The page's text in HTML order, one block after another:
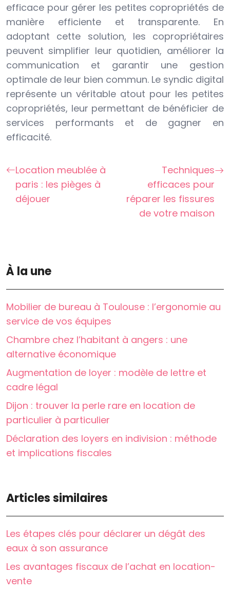
efficace pour gérer les petites copropriétés de
manière efficiente et transparente. En
adoptant cette solution, les copropriétaires
peuvent simplifier leur quotidien, améliorer la
communication et garantir une gestion
optimale de leur bien commun. Le syndic digital
représente un véritable atout pour les petites
copropriétés, leur permettant de bénéficier de
services performants et de gagner en
efficacité.
Location meublée à
paris : les pièges à
déjouer
Techniques
efficaces pour
réparer les fissures
de votre maison
À la une
Mobilier de bureau à Toulouse : l’ergonomie au
service de vos équipes
Chambre chez l’habitant à angers : une
alternative économique
Augmentation de loyer : modèle de lettre et
cadre légal
Dijon : trouver la perle rare en location de
particulier à particulier
Déclaration des loyers en indivision : méthode
et implications fiscales
Articles similaires
Les étapes clés pour déclarer un dégât des
eaux à son assurance
Les avantages fiscaux de l’achat en location-
vente